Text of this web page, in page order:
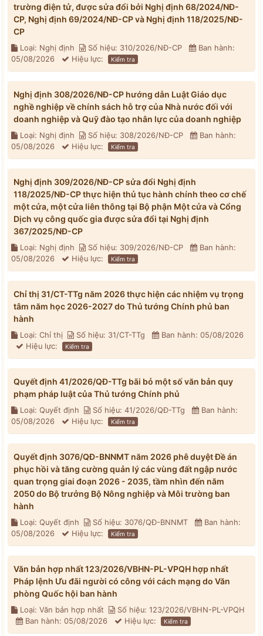
trường điện tử, được sửa đổi bởi Nghị định 68/2024/NĐ-
CP, Nghị định 69/2024/NĐ-CP và Nghị định 118/2025/NĐ-
CP
Loại: Nghị định Số hiệu: 310/2026/NĐ-CP
Ban hành:
05/08/2026
Hiệu lực: Kiểm tra
Nghị định 308/2026/NĐ-CP hướng dẫn Luật Giáo dục
nghề nghiệp về chính sách hỗ trợ của Nhà nước đối với
doanh nghiệp và Quỹ đào tạo nhân lực của doanh nghiệp
Loại: Nghị định Số hiệu: 308/2026/NĐ-CP
Ban hành:
05/08/2026
Hiệu lực: Kiểm tra
Nghị định 309/2026/NĐ-CP sửa đổi Nghị định
118/2025/NĐ-CP thực hiện thủ tục hành chính theo cơ chế
một cửa, một cửa liên thông tại Bộ phận Một cửa và Cổng
Dịch vụ công quốc gia được sửa đổi tại Nghị định
367/2025/NĐ-CP
Loại: Nghị định Số hiệu: 309/2026/NĐ-CP
Ban hành:
05/08/2026
Hiệu lực: Kiểm tra
Chỉ thị 31/CT-TTg năm 2026 thực hiện các nhiệm vụ trọng
tâm năm học 2026-2027 do Thủ tướng Chính phủ ban
hành
Loại: Chỉ thị Số hiệu: 31/CT-TTg
Ban hành: 05/08/2026
Hiệu lực:
Kiểm tra
Quyết định 41/2026/QĐ-TTg bãi bỏ một số văn bản quy
phạm pháp luật của Thủ tướng Chính phủ
Loại: Quyết định Số hiệu: 41/2026/QĐ-TTg
Ban hành:
05/08/2026
Hiệu lực: Kiểm tra
Quyết định 3076/QĐ-BNNMT năm 2026 phê duyệt Đề án
phục hồi và tăng cường quản lý các vùng đất ngập nước
quan trọng giai đoạn 2026 - 2035, tầm nhìn đến năm
2050 do Bộ trưởng Bộ Nông nghiệp và Môi trường ban
hành
Loại: Quyết định Số hiệu: 3076/QĐ-BNNMT
Ban hành:
05/08/2026
Hiệu lực: Kiểm tra
Văn bản hợp nhất 123/2026/VBHN-PL-VPQH hợp nhất
Pháp lệnh Ưu đãi người có công với cách mạng do Văn
phòng Quốc hội ban hành
Loại: Văn bản hợp nhất
Số hiệu: 123/2026/VBHN-PL-VPQH
Ban hành: 05/08/2026
Hiệu lực: Kiểm tra